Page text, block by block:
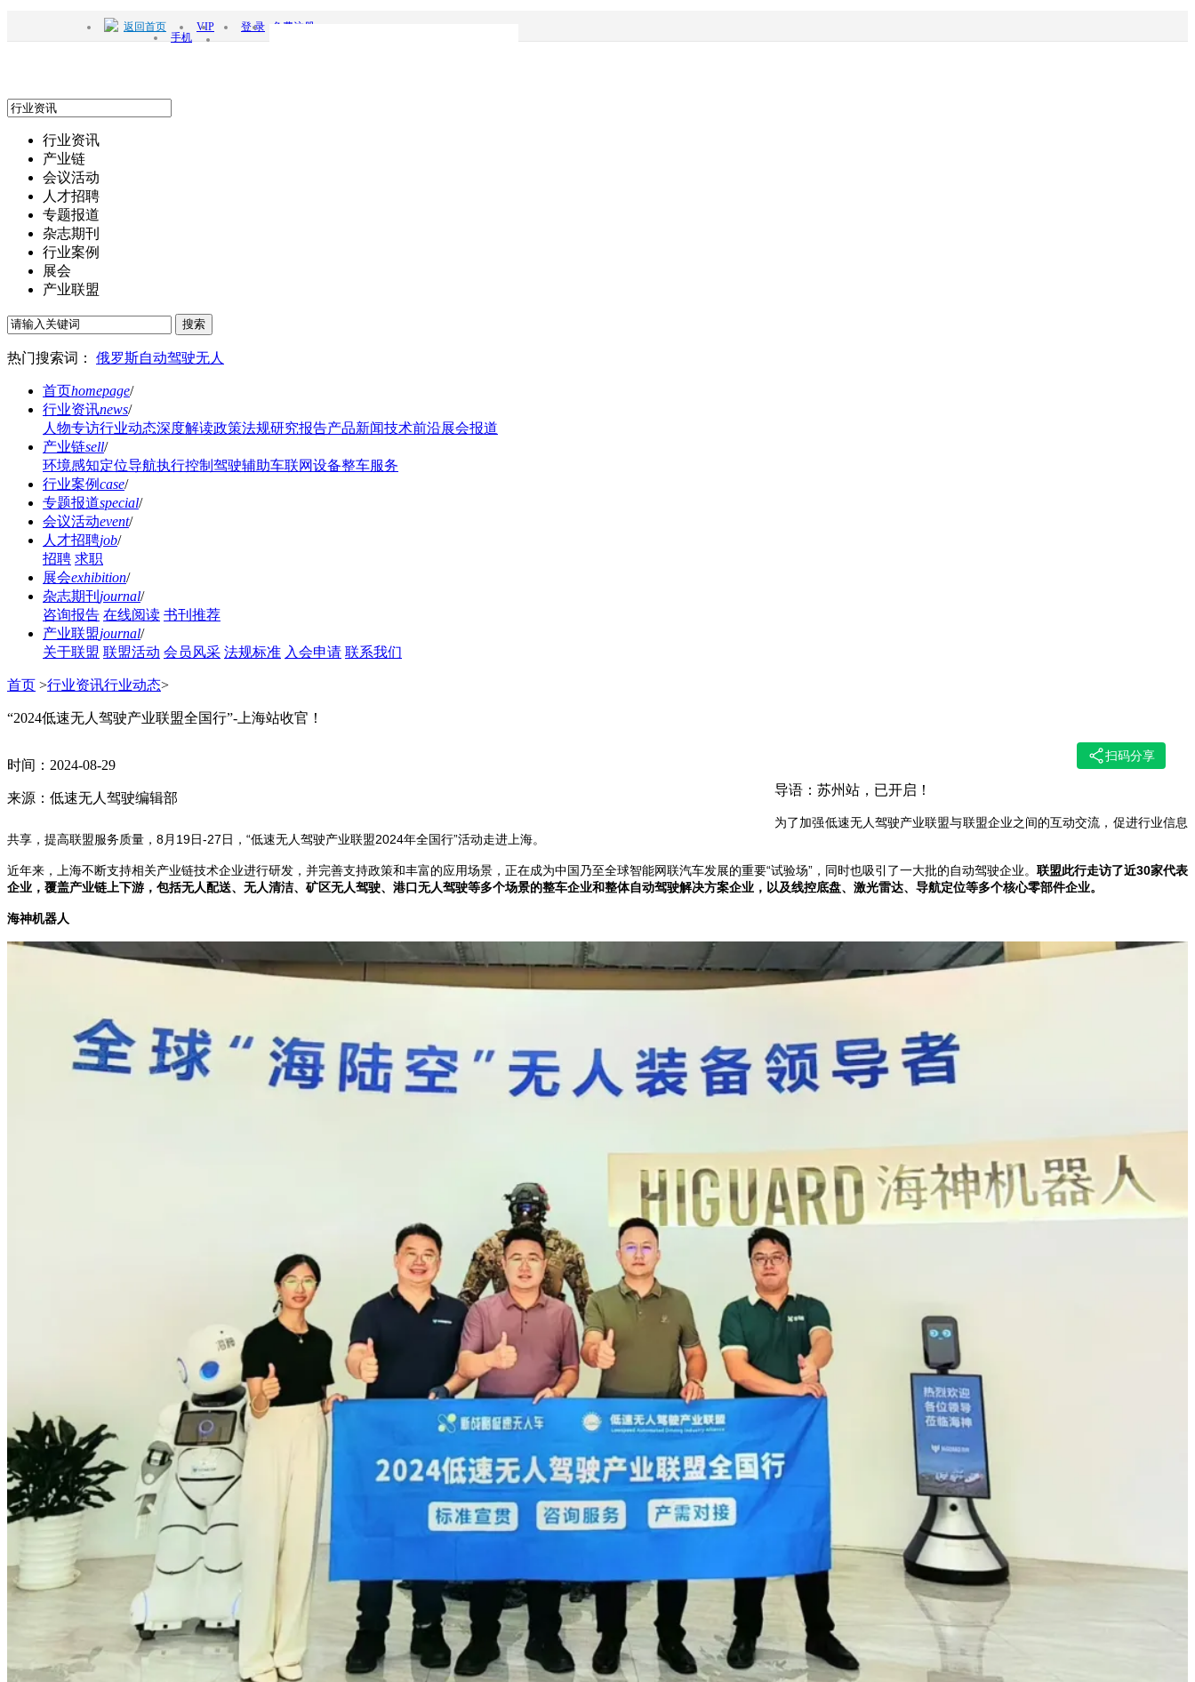
返回首页
手机
VIP 登 录 免费注册
行业资讯
产业链
会议活动
人才招聘
专题报道
杂志期刊
行业案例
展会
产业联盟
搜索
热门搜索词： 俄罗斯自动驾驶无人
首页homepage/
行业资讯news/
人物专访行业动态深度解读政策法规研究报告产品新闻技术前沿展会报道
产业链sell/
环境感知定位导航执行控制 驾驶辅助车联网设备整车服务
行业案例case/
专题报道special/
会议活动event/
人才招聘job/
招聘 求职
展会exhibition/
杂志期刊 journal/
咨询报告 在线阅读 书刊推荐
产业联盟journal/
关于联盟 联盟活动 会员风采 法规标准 入会申请 联系我们
首页 >行业资讯行业动态>
“2024低速无人驾驶产业联盟全国行”-上海站收官！
时间： 2024-08-29
来源：低速无人驾驶编辑部
扫码分享
导语：苏州站，已开启！
为了加强低速无人驾驶产业联盟与联盟企业之间的互动交流，促进行业信息
共享，提高联盟服务质量，8月19日-27日，“低速无人驾驶产业联盟2024年全国行”活动走进上海。
近年来，上海不断支持相关产业链技术企业进行研发，并完善支持政策和丰富的应用场景，正在成为中国乃至全球智能网联汽车发展的重要“试验场”，同时也吸引了一大批的自动驾驶企业。 联盟此行走访了近30家代表
企业，覆盖产业链上下游，包括无人配送、无人清洁、矿区无人驾驶、港口无人驾驶等多个场景的整车企业和整体自动驾驶解决方案企业，以及线控底盘、激光雷达、导航定位等多个核心零部件企业。
海神机器人